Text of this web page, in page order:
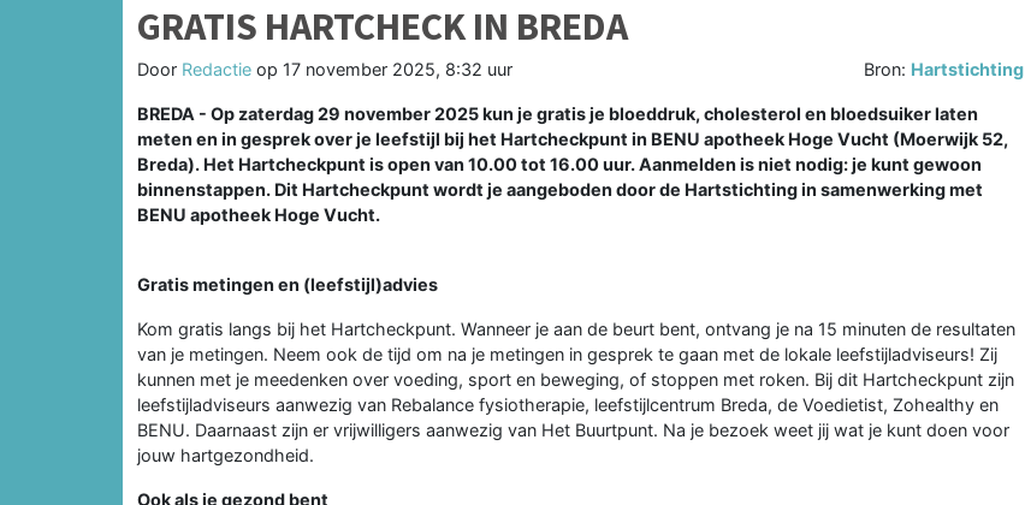
GRATIS HARTCHECK IN BREDA
Door Redactie op 17 november 2025, 8:32 uur Bron: Hartstichting
BREDA - Op zaterdag 29 november 2025 kun je gratis je bloeddruk, cholesterol en bloedsuiker laten
meten en in gesprek over je leefstijl bij het Hartcheckpunt in BENU apotheek Hoge Vucht (Moerwijk 52,
Breda). Het Hartcheckpunt is open van 10.00 tot 16.00 uur. Aanmelden is niet nodig: je kunt gewoon
binnenstappen. Dit Hartcheckpunt wordt je aangeboden door de Hartstichting in samenwerking met
BENU apotheek Hoge Vucht.
Gratis metingen en (leefstijl)advies
Kom gratis langs bij het Hartcheckpunt. Wanneer je aan de beurt bent, ontvang je na 15 minuten de resultaten
van je metingen. Neem ook de tijd om na je metingen in gesprek te gaan met de lokale leefstijladviseurs! Zij
kunnen met je meedenken over voeding, sport en beweging, of stoppen met roken. Bij dit Hartcheckpunt zijn
leefstijladviseurs aanwezig van Rebalance fysiotherapie, leefstijlcentrum Breda, de Voedietist, Zohealthy en
BENU. Daarnaast zijn er vrijwilligers aanwezig van Het Buurtpunt. Na je bezoek weet jij wat je kunt doen voor
jouw hartgezondheid.
Ook als je gezond bent